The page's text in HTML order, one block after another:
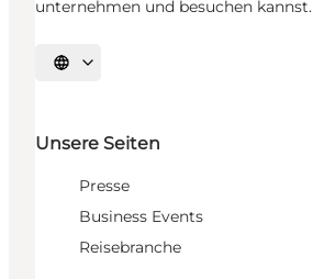
unternehmen und besuchen kannst.
Sprache auswählen
Unsere Seiten
Presse
Business Events
Reisebranche